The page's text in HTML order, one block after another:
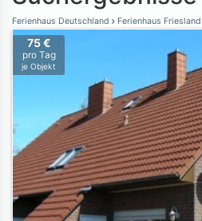
Ferienhaus Deutschland Ferienhaus Friesland
75 €
pro Tag
je Objekt